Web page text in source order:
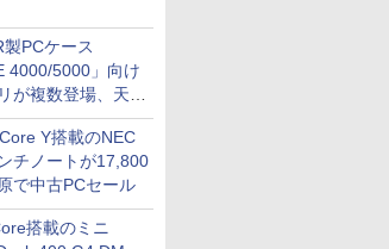
PCケース
4000/5000」向け
が複数登場、天然
や背面コネクタ対
ど Y搭載のNEC
チノートが17,800
で中古PCセール
搭載のミニ